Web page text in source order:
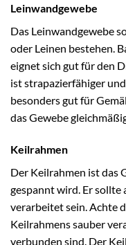
Leinwandgewebe
Das Leinwandgewebe
oder Leinen bestehen.
eignet sich gut für den
ist strapazierfähiger
besonders gut für
das Gewebe
Keilrahmen
Der Keilrahmen ist das
gespannt wird. Er sollte
verarbeitet sein. Achte
Keilrahmens sauber
verbunden sind. Der